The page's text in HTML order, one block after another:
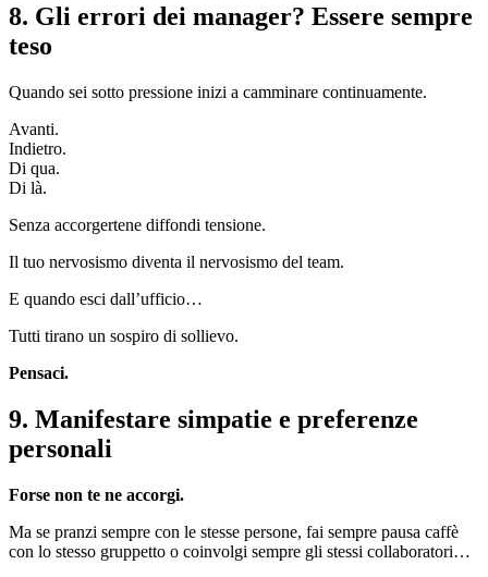
8. Gli errori dei manager? Essere sempre
teso
Quando sei sotto pressione inizi a camminare continuamente.
Avanti.
Indietro.
Di qua.
Di là.
Senza accorgertene diffondi tensione.
Il tuo nervosismo diventa il nervosismo del team.
E quando esci dall’ufficio…
Tutti tirano un sospiro di sollievo.
Pensaci.
9. Manifestare simpatie e preferenze
personali
Forse non te ne accorgi.
Ma se pranzi sempre con le stesse persone, fai sempre pausa caffè
con lo stesso gruppetto o coinvolgi sempre gli stessi collaboratori…